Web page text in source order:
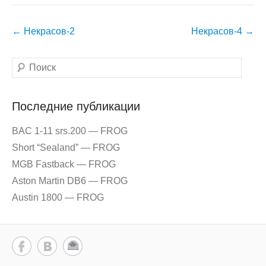
Навигация
записям
← Некрасов-2 Некрасов-4 →
Поиск
Последние публикации
BAC 1-11 srs.200 — FROG
Short “Sealand” — FROG
MGB Fastback — FROG
Aston Martin DB6 — FROG
Austin 1800 — FROG